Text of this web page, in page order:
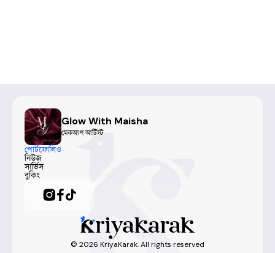
Glow With Maisha
মেকআপ আর্টিস্ট
পোর্টফোলিও
নিউজ
সার্ভিস
বুকিং
© 2026 KriyaKarak. All rights reserved